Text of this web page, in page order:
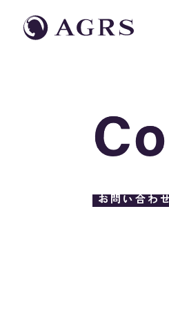
お問い合わ